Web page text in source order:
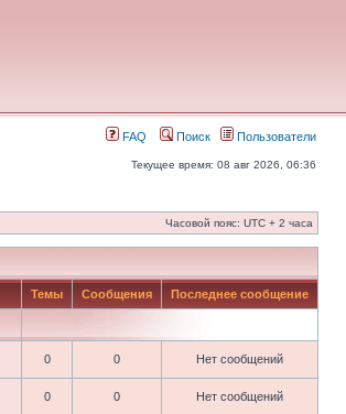
FAQ Поиск Пользователи
Текущее время: 08 авг 2026, 06:36
Часовой пояс: UTC + 2 часа
Темы Сообщения Последнее сообщение
0 0 Нет сообщений
0 0 Нет сообщений